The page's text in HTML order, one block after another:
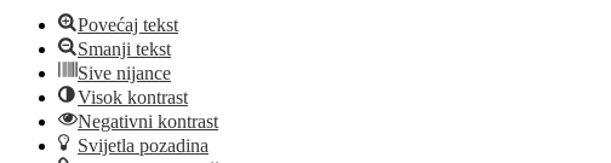
Povećaj tekst
Smanji tekst
Sive nijance
Visok kontrast
Negativni kontrast
Svijetla pozadina